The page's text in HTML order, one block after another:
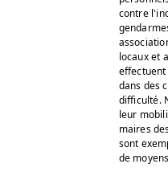
contre
locaux et
dans des
difficulté.
leur
maires
sont
de